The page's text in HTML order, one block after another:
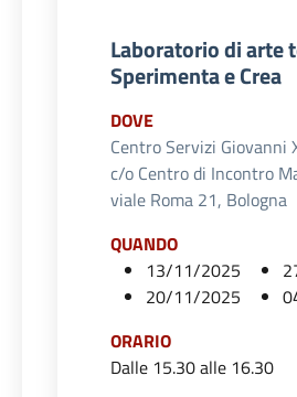
Laboratorio di arte
Sperimenta e Crea
DOVE
Centro Servizi Giovanni
c/o Centro di Incontro
viale Roma 21, Bologna
QUANDO
13/11/2025
20/11/2025
ORARIO
Dalle 15.30 alle 16.30